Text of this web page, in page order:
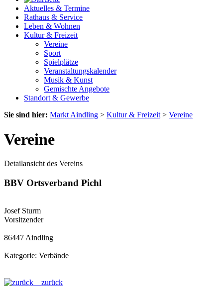
Aktuelles & Termine
Rathaus & Service
Leben & Wohnen
Kultur & Freizeit
Vereine
Sport
Spielplätze
Veranstaltungskalender
Musik & Kunst
Gemischte Angebote
Standort & Gewerbe
Sie sind hier: Markt Aindling > Kultur & Freizeit > Vereine
Vereine
Detailansicht des Vereins
BBV Ortsverband Pichl
Josef Sturm
Vorsitzender
86447 Aindling
Kategorie: Verbände
zurück